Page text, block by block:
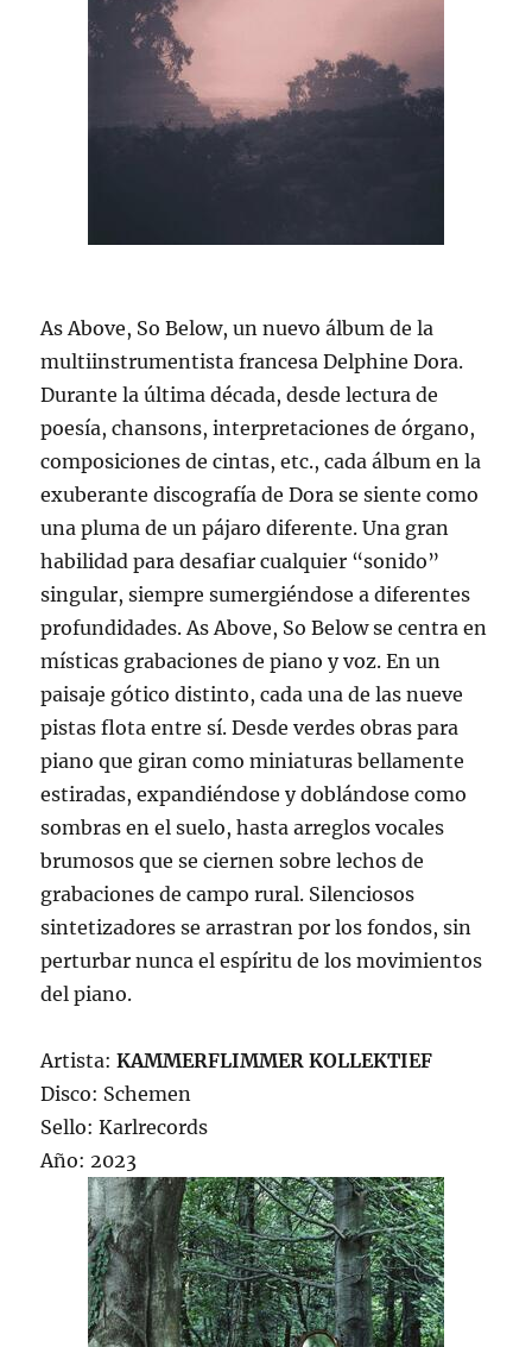
As Above, So Below, un nuevo álbum de la
multiinstrumentista francesa Delphine Dora.
Durante la última década, desde lectura de
poesía, chansons, interpretaciones de órgano,
composiciones de cintas, etc., cada álbum en la
exuberante discografía de Dora se siente como
una pluma de un pájaro diferente. Una gran
habilidad para desafiar cualquier “sonido”
singular, siempre sumergiéndose a diferentes
profundidades. As Above, So Below se centra en
místicas grabaciones de piano y voz. En un
paisaje gótico distinto, cada una de las nueve
pistas flota entre sí. Desde verdes obras para
piano que giran como miniaturas bellamente
estiradas, expandiéndose y doblándose como
sombras en el suelo, hasta arreglos vocales
brumosos que se ciernen sobre lechos de
grabaciones de campo rural. Silenciosos
sintetizadores se arrastran por los fondos, sin
perturbar nunca el espíritu de los movimientos
del piano.
Artista:KAMMERFLIMMER KOLLEKTIEF
Disco: Schemen
Sello: Karlrecords
Año: 2023